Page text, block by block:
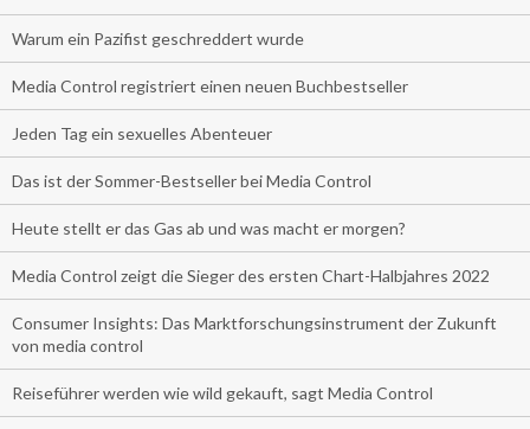
Warum ein Pazifist geschreddert wurde
Media Control registriert einen neuen Buchbestseller
Jeden Tag ein sexuelles Abenteuer
Das ist der Sommer-Bestseller bei Media Control
Heute stellt er das Gas ab und was macht er morgen?
Media Control zeigt die Sieger des ersten Chart-Halbjahres 2022
Consumer Insights: Das Marktforschungsinstrument der Zukunft
von media control
Reiseführer werden wie wild gekauft, sagt Media Control